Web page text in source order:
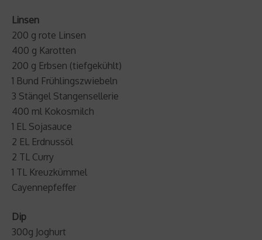
Linsen
200 g rote Linsen
400 g Karotten
200 g Erbsen (tiefgekühlt)
1 Bund Frühlingszwiebeln
3 Stängel Stangensellerie
400 ml Kokosmilch
1 EL Sojasauce
2 EL Erdnussöl
2 TL Curry
1 TL Kreuzkümmel
Cayennepfeffer
Dip
300g Joghurt